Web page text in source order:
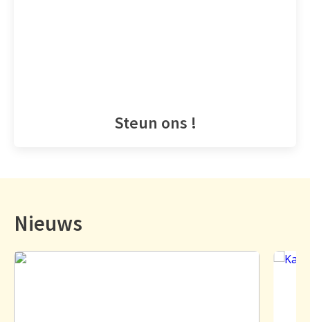
Steun ons !
Nieuws